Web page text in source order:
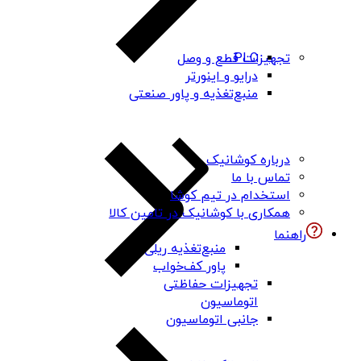
PLC
درایو و اینورتر
منبع‌تغذیه و پاور صنعتی
منبع‌تغذیه ریلی
پاور کف‌خواب
تجهیزات حفاظتی
اتوماسیون
جانبی اتوماسیون
تجهیزات قطع و وصل
درباره کوشانیک
تماس با ما
استخدام در تیم کوشا
همکاری با کوشانیک در تامین کالا
راهنما